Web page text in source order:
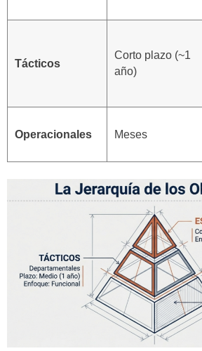
Tácticos
Corto plazo (~1
año)
Operacionales Meses